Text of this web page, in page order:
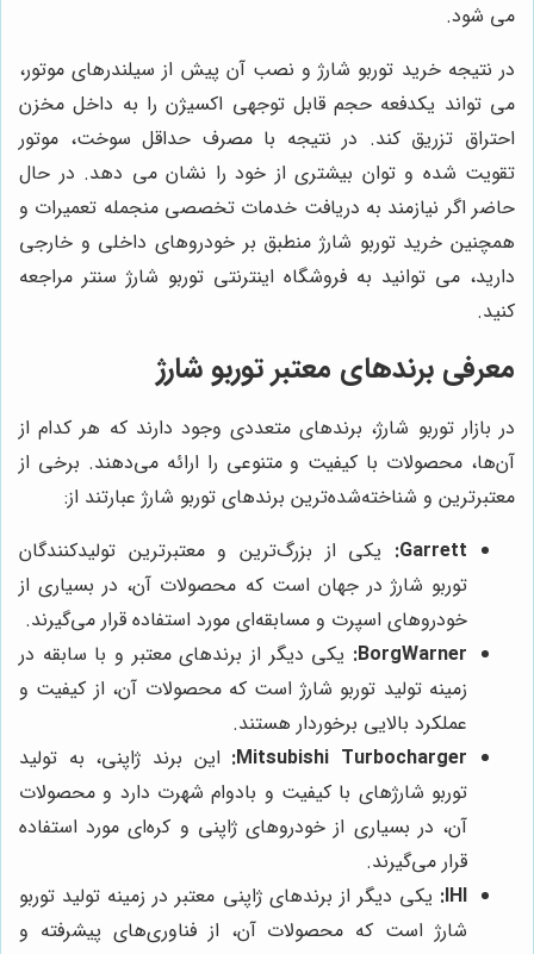
می شود.
در نتیجه خرید توربو شارژ و نصب آن پیش از سیلندرهای موتور،
می تواند یکدفعه حجم قابل توجهی اکسیژن را به داخل مخزن
احتراق تزریق کند. در نتیجه با مصرف حداقل سوخت، موتور
تقویت شده و توان بیشتری از خود را نشان می دهد. در حال
حاضر اگر نیازمند به دریافت خدمات تخصصی منجمله تعمیرات و
همچنین خرید توربو شارژ منطبق بر خودروهای داخلی و خارجی
دارید، می توانید به فروشگاه اینترنتی توربو شارژ سنتر مراجعه
کنید.
معرفی برندهای معتبر توربو شارژ
در بازار توربو شارژ، برندهای متعددی وجود دارند که هر کدام از
آن‌ها، محصولات با کیفیت و متنوعی را ارائه می‌دهند. برخی از
معتبرترین و شناخته‌شده‌ترین برندهای توربو شارژ عبارتند از:
Garrett:
یکی از بزرگ‌ترین و معتبرترین تولیدکنندگان
توربو شارژ در جهان است که محصولات آن، در بسیاری از
خودروهای اسپرت و مسابقه‌ای مورد استفاده قرار می‌گیرند.
BorgWarner: یکی دیگر از برندهای معتبر و با سابقه در
زمینه تولید توربو شارژ است که محصولات آن، از کیفیت و
عملکرد بالایی برخوردار هستند.
Mitsubishi Turbocharger: این برند ژاپنی، به تولید
توربو شارژهای با کیفیت و بادوام شهرت دارد و محصولات
آن، در بسیاری از خودروهای ژاپنی و کره‌ای مورد استفاده
قرار می‌گیرند.
IHI: یکی دیگر از برندهای ژاپنی معتبر در زمینه تولید توربو
شارژ است که محصولات آن، از فناوری‌های پیشرفته و